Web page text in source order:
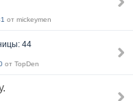
от mickeymen
44
от TopDen